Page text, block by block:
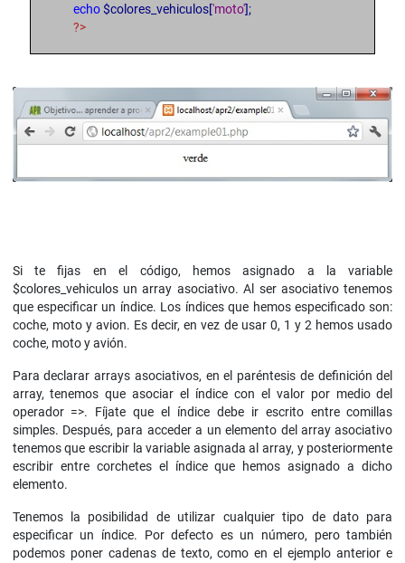
echo$colores_vehiculos['moto'];
?>
Si te fijas en el código, hemos asignado a la variable
$colores_vehiculos un array asociativo. Al ser asociativo tenemos
que especificar un índice. Los índices que hemos especificado son:
coche, moto y avion. Es decir, en vez de usar 0, 1 y 2 hemos usado
coche, moto y avión.
Para declarar arrays asociativos, en el paréntesis de definición del
array, tenemos que asociar el índice con el valor por medio del
operador =>. Fíjate que el índice debe ir escrito entre comillas
simples. Después, para acceder a un elemento del array asociativo
tenemos que escribir la variable asignada al array, y posteriormente
escribir entre corchetes el índice que hemos asignado a dicho
elemento.
Tenemos la posibilidad de utilizar cualquier tipo de dato para
especificar un índice. Por defecto es un número, pero también
podemos poner cadenas de texto, como en el ejemplo anterior e